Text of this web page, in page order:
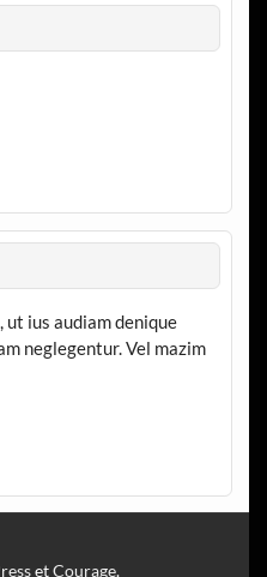
ius audiam denique
neglegentur. Vel mazim
etCourage.